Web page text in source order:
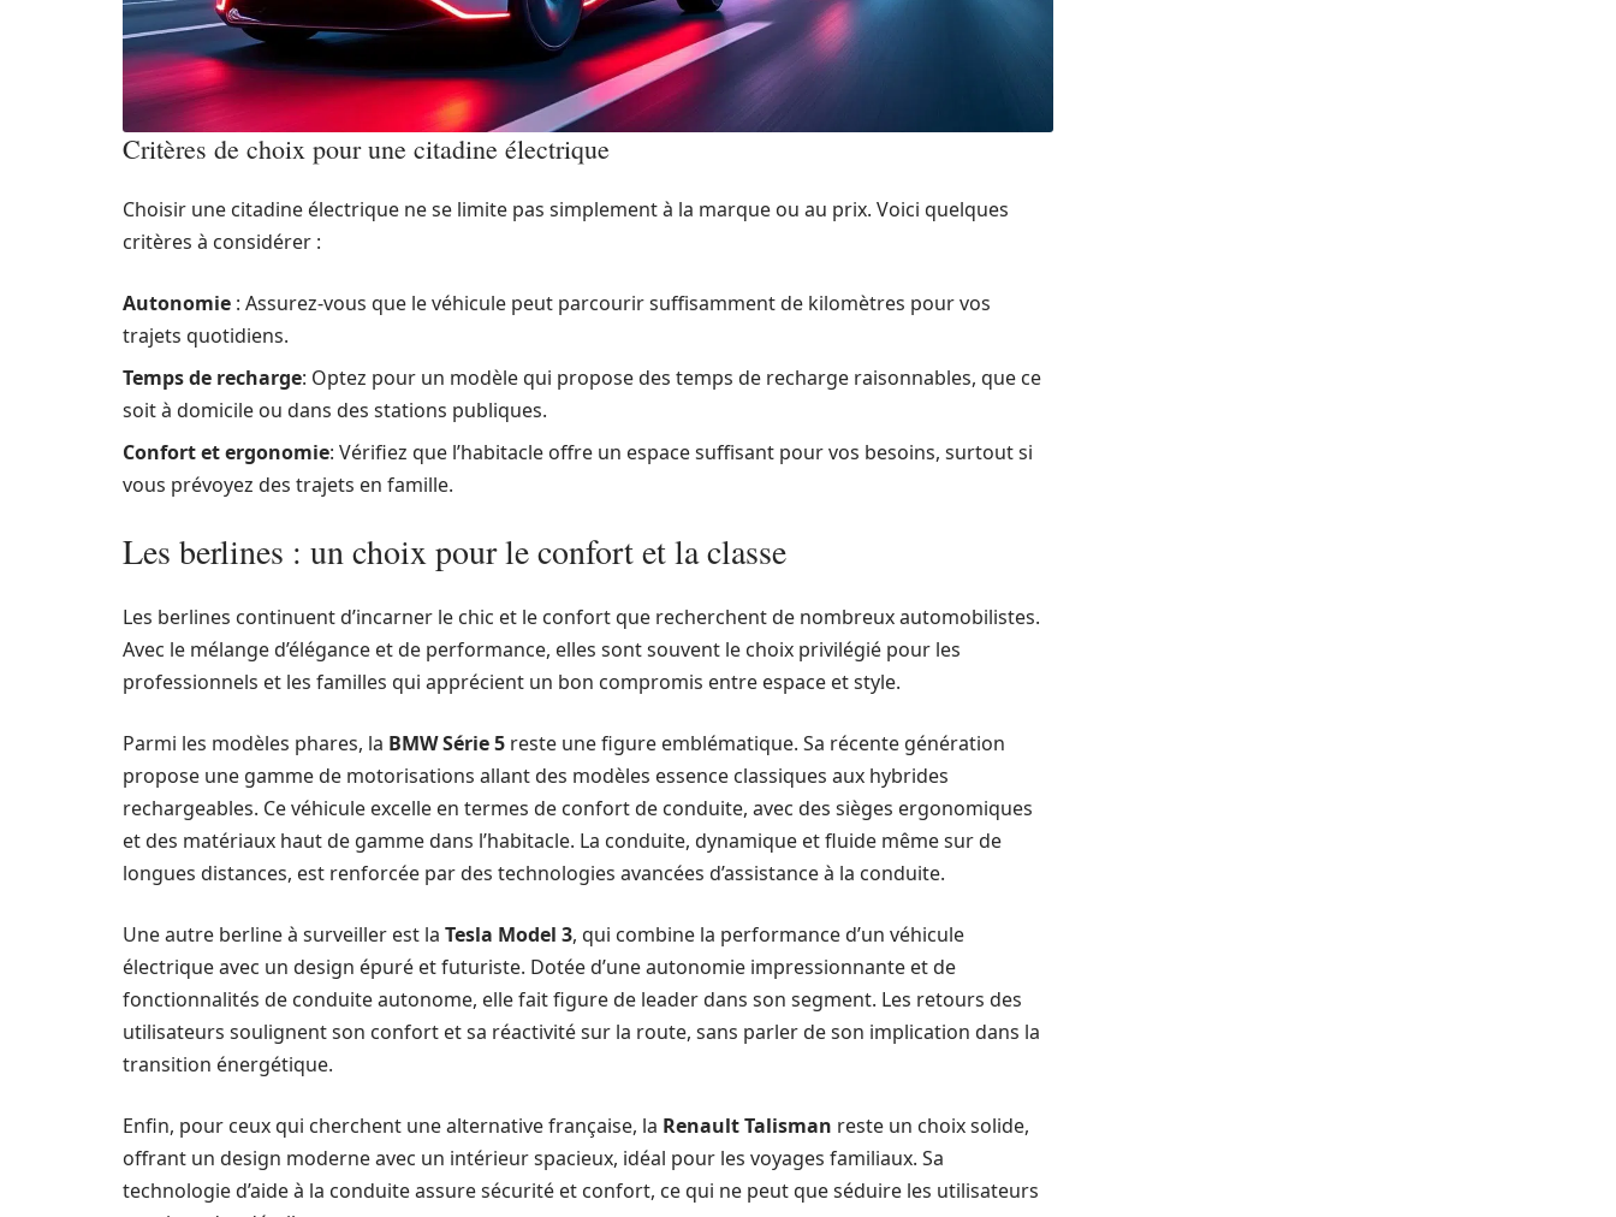
Critères de choix pour une citadine électrique
Choisir une citadine électrique ne se limite pas simplement à la marque ou au prix. Voici quelques
critères à considérer :
Autonomie : Assurez-vous que le véhicule peut parcourir suffisamment de kilomètres pour vos
trajets quotidiens.
Temps de recharge: Optez pour un modèle qui propose des temps de recharge raisonnables, que ce
soit à domicile ou dans des stations publiques.
Confort et ergonomie: Vérifiez que l’habitacle offre un espace suffisant pour vos besoins, surtout si
vous prévoyez des trajets en famille.
Les berlines : un choix pour le confort et la classe
Les berlines continuent d’incarner le chic et le confort que recherchent de nombreux automobilistes.
Avec le mélange d’élégance et de performance, elles sont souvent le choix privilégié pour les
professionnels et les familles qui apprécient un bon compromis entre espace et style.
Parmi les modèles phares, la BMW Série 5 reste une figure emblématique. Sa récente génération
propose une gamme de motorisations allant des modèles essence classiques aux hybrides
rechargeables. Ce véhicule excelle en termes de confort de conduite, avec des sièges ergonomiques
et des matériaux haut de gamme dans l’habitacle. La conduite, dynamique et fluide même sur de
longues distances, est renforcée par des technologies avancées d’assistance à la conduite.
Une autre berline à surveiller est la Tesla Model 3, qui combine la performance d’un véhicule
électrique avec un design épuré et futuriste. Dotée d’une autonomie impressionnante et de
fonctionnalités de conduite autonome, elle fait figure de leader dans son segment. Les retours des
utilisateurs soulignent son confort et sa réactivité sur la route, sans parler de son implication dans la
transition énergétique.
Enfin, pour ceux qui cherchent une alternative française, la Renault Talisman reste un choix solide,
offrant un design moderne avec un intérieur spacieux, idéal pour les voyages familiaux. Sa
technologie d’aide à la conduite assure sécurité et confort, ce qui ne peut que séduire les utilisateurs